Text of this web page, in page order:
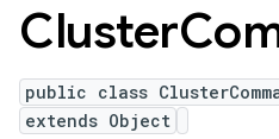
Cluster
public class
extends Object